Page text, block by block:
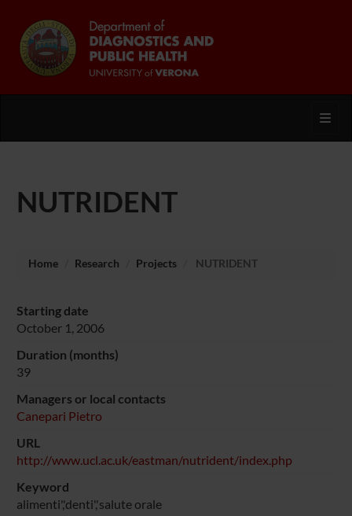
NUTRIDENT
Home Research Projects NUTRIDENT
Starting date
October 1, 2006
Duration (months)
39
Managers or local contacts
Canepari Pietro
URL
http://www.ucl.ac.uk/eastman/nutrident/index.php
Keyword
alimenti','denti','salute orale